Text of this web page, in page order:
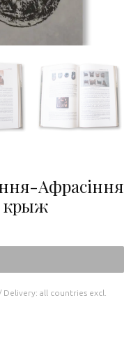
Афрасіння
крыж
Delivery: all countries excl.